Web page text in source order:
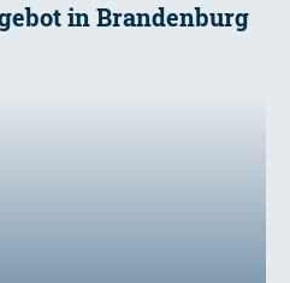
in Brandenburg